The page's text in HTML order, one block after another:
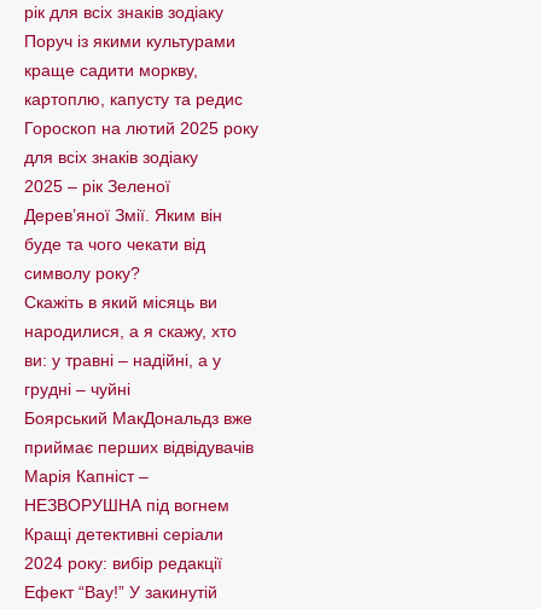
рік для всіх знаків зодіаку
Поруч із якими культурами
краще садити моркву,
картоплю, капусту та редис
Гороскоп на лютий 2025 року
для всіх знаків зодіаку
2025 – рік Зеленої
Дерев’яної Змії. Яким він
буде та чого чекати від
символу року?
Скажіть в який місяць ви
народилися, а я скажу, хто
ви: у травні – надійні, а у
грудні – чуйні
Боярський МакДональдз вже
приймає перших відвідувачів
Марія Капніст –
НЕЗВОРУШНА під вогнем
Кращі детективні серіали
2024 року: вибір редакції
Ефект “Вау!” У закинутій